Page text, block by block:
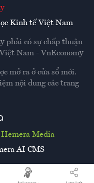
Hemera Media
AI CMS
Kinh tế Việt Nam
phải có sự chấp thuận
Nam - VnEconomy
mở ra ở cửa sổ mới.
nội dung các trang